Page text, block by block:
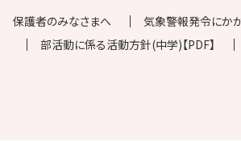
保護者のみなさまへ 気象警報発令にか
部活動に係る活動方針(中学)【PDF】